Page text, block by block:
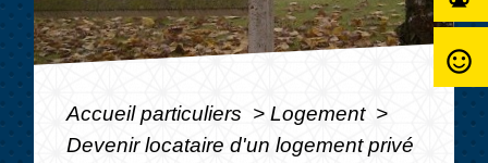
Accueil particuliers > Logement >
Devenir locataire d'un logement privé
sentiment_satisfied_alt